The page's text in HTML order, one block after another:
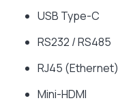
USB Type-C
RS232 / RS485
RJ45 (Ethernet)
Mini-HDMI